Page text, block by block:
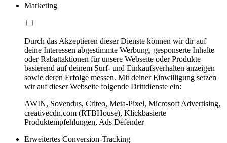
Marketing
Durch das Akzeptieren dieser Dienste können wir dir auf
deine Interessen abgestimmte Werbung, gesponserte Inhalte
oder Rabattaktionen für unsere Webseite oder Produkte
basierend auf deinem Surf- und Einkaufsverhalten anzeigen
sowie deren Erfolge messen. Mit deiner Einwilligung setzen
wir auf dieser Webseite folgende Drittdienste ein:
AWIN, Sovendus, Criteo, Meta-Pixel, Microsoft Advertising,
creativecdn.com (RTBHouse), Klickbasierte
Produktempfehlungen, Ads Defender
Erweitertes Conversion-Tracking